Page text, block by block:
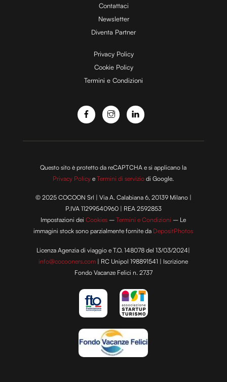
Contattaci
Newsletter
Diventa Partner
Privacy Policy
Cookie Policy
Termini e Condizioni
Questo sito è protetto da reCAPTCHA e si applicano la
Privacy Policy eTermini di servizio di Google.
© 2025 COCOON Srl | Via A. Calabiana 6, 20139 Milano |
P.IVA 11299540960 | REA 2592853
Impostazioni deiCookies –Termini e Condizioni – Le
immagini stock sono parzialmente fornite da DepositPhotos
Licenza Agenzia di viaggio e T.O. 148078 del 13/03/2024|
info@cocooners.com | RC Unipol 198891541 | Iscrizione
Fondo Vacanze Felici n. 2737